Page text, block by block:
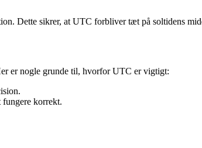
Dette sikrer, at UTC forbliver tæt på soltidens
er nogle grunde til, hvorfor UTC er vigtigt:
korrekt.